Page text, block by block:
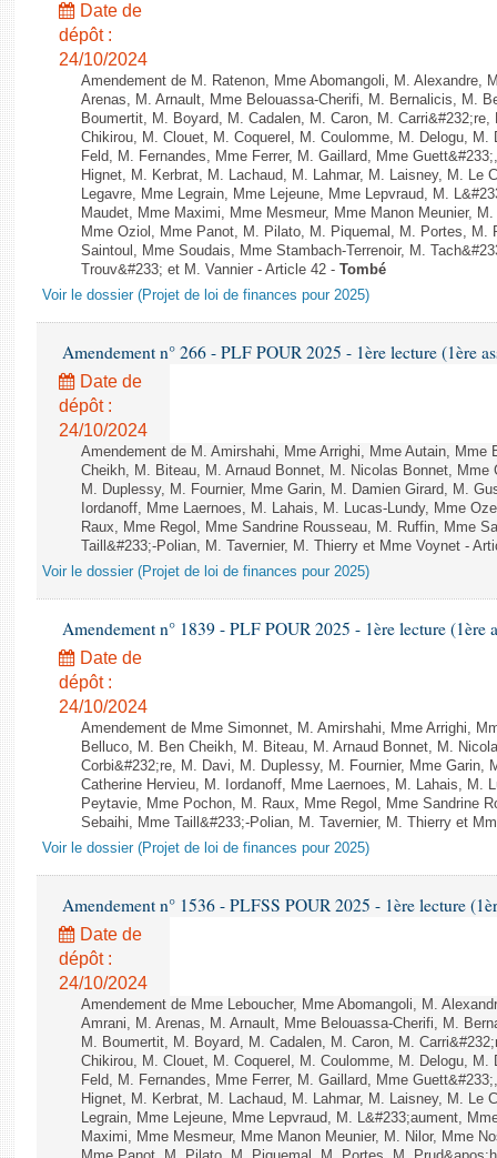
Date de
dépôt :
24/10/2024
Amendement de M. Ratenon, Mme Abomangoli, M. Alexandre,
Arenas, M. Arnault, Mme Belouassa-Cherifi, M. Bernalicis, M.
Boumertit, M. Boyard, M. Cadalen, M. Caron, M.
Chikirou, M. Clouet, M. Coquerel, M. Coulomme, M. Delogu, M.
Feld, M. Fernandes, Mme Ferrer, M. Gaillard, Mme
Hignet, M. Kerbrat, M. Lachaud, M. Lahmar, M. Laisney, M. Le
Legavre, Mme Legrain, Mme Lejeune, Mme Lepvraud, M.
Maudet, Mme Maximi, Mme Mesmeur, Mme Manon Meunier,
Mme Oziol, Mme Panot, M. Pilato, M. Piquemal, M. Portes, M.
Saintoul, Mme Soudais, Mme Stambach-Terrenoir, M.
Trouv&#233; et M. Vannier - Article 42 - Tombé
Voir le dossier (Projet de loi de finances pour 2025)
Amendement n° 266 - PLF POUR 2025 - 1ère lecture (1ère
Date de
dépôt :
24/10/2024
Amendement de M. Amirshahi, Mme Arrighi, Mme Autain,
Cheikh, M. Biteau, M. Arnaud Bonnet, M. Nicolas Bonnet, Mme
M. Duplessy, M. Fournier, Mme Garin, M. Damien Girard, M.
Iordanoff, Mme Laernoes, M. Lahais, M. Lucas-Lundy, Mme
Raux, Mme Regol, Mme Sandrine Rousseau, M. Ruffin, Mme
Taill&#233;-Polian, M. Tavernier, M. Thierry et Mme Voynet -
Voir le dossier (Projet de loi de finances pour 2025)
Amendement n° 1839 - PLF POUR 2025 - 1ère lecture (1ère
Date de
dépôt :
24/10/2024
Amendement de Mme Simonnet, M. Amirshahi, Mme Arrighi,
Belluco, M. Ben Cheikh, M. Biteau, M. Arnaud Bonnet, M.
Corbi&#232;re, M. Davi, M. Duplessy, M. Fournier, Mme Garin,
Catherine Hervieu, M. Iordanoff, Mme Laernoes, M. Lahais, M.
Peytavie, Mme Pochon, M. Raux, Mme Regol, Mme Sandrine
Sebaihi, Mme Taill&#233;-Polian, M. Tavernier, M. Thierry et
Voir le dossier (Projet de loi de finances pour 2025)
Amendement n° 1536 - PLFSS POUR 2025 - 1ère lecture
Date de
dépôt :
24/10/2024
Amendement de Mme Leboucher, Mme Abomangoli, M.
Amrani, M. Arenas, M. Arnault, Mme Belouassa-Cherifi, M.
M. Boumertit, M. Boyard, M. Cadalen, M. Caron, M.
Chikirou, M. Clouet, M. Coquerel, M. Coulomme, M. Delogu, M.
Feld, M. Fernandes, Mme Ferrer, M. Gaillard, Mme
Hignet, M. Kerbrat, M. Lachaud, M. Lahmar, M. Laisney, M. Le
Legrain, Mme Lejeune, Mme Lepvraud, M. L&#233;aument,
Maximi, Mme Mesmeur, Mme Manon Meunier, M. Nilor, Mme